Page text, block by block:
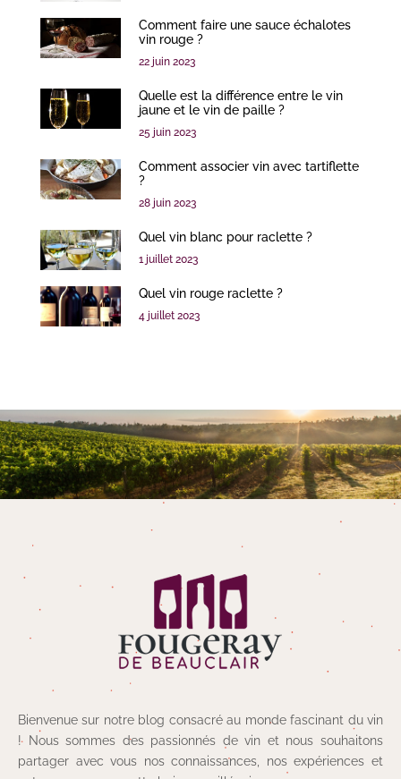
Comment faire une sauce échalotes
vin rouge ?
22 juin 2023
Quelle est la différence entre le vin
jaune et le vin de paille ?
25 juin 2023
Comment associer vin avec tartiflette
?
28 juin 2023
Quel vin blanc pour raclette ?
1 juillet 2023
Quel vin rouge raclette ?
4 juillet 2023
Bienvenue sur notre blog consacré au monde fascinant du vin
! Nous sommes des passionnés de vin et nous souhaitons
partager avec vous nos connaissances, nos expériences et